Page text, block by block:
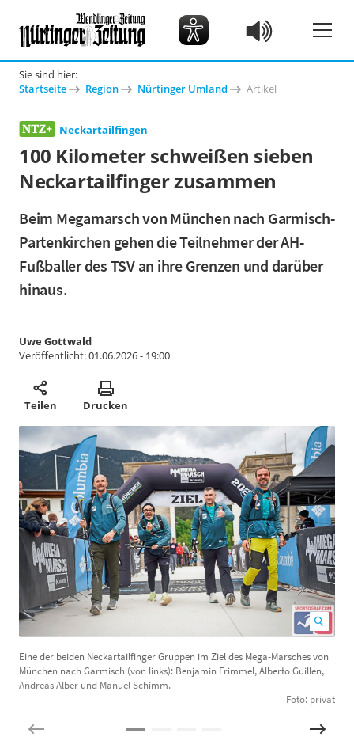
Sie sind hier:
Startseite
Region Nürtinger Umland Artikel
Neckartailfingen
100 Kilometer schweißen sieben
Neckartailfinger zusammen
Beim Megamarsch von München nach Garmisch-
Partenkirchen gehen die Teilnehmer der AH-
Fußballer des TSV an ihre Grenzen und darüber
hinaus.
Uwe Gottwald
Veröffentlicht:01.06.2026 - 19:00
Teilen Drucken
Eine der beiden Neckartailfinger Gruppen im Ziel des Mega-Marsches von
München nach Garmisch (von links): Benjamin Frimmel, Alberto Guillen,
Andreas Alber und Manuel Schimm.
Foto: privat